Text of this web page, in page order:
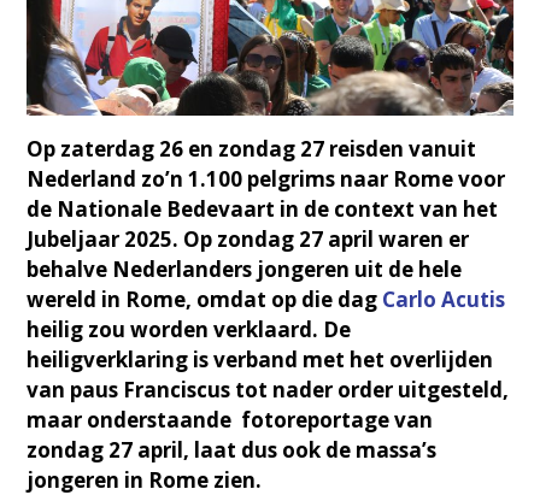
Op zaterdag 26 en zondag 27 reisden vanuit
Nederland zo’n 1.100 pelgrims naar Rome voor
de Nationale Bedevaart in de context van het
Jubeljaar 2025. Op zondag 27 april waren er
behalve Nederlanders jongeren uit de hele
wereld in Rome, omdat op die dag Carlo Acutis
heilig zou worden verklaard. De
heiligverklaring is verband met het overlijden
van paus Franciscus tot nader order uitgesteld,
maar onderstaande fotoreportage van
zondag 27 april, laat dus ook de massa’s
jongeren in Rome zien.